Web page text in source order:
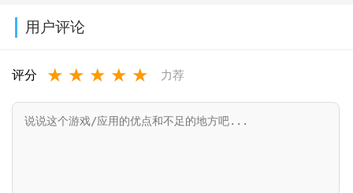
v0.25.0.0 Surf)v3.66.1 (Township)v37.1.0
用户评论
评分 ★ ★ ★ ★ ★ 力荐